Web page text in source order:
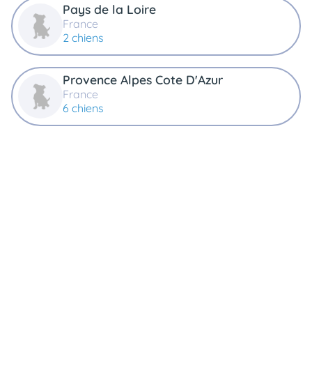
Pays de la Loire
France
2 chiens
Provence Alpes Cote D'Azur
France
6 chiens